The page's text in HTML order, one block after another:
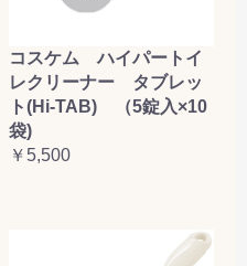
コスケム ハイパートイ
レクリーナー タブレッ
ト(Hi-TAB) （5錠入×10
袋)
￥5,500